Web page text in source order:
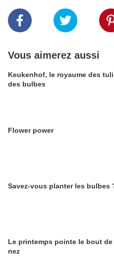
Vous aimerez aussi
Keukenhof, le royaume des
des bulbes
Flower power
Savez-vous planter les bulbes
Le printemps pointe le bout de
nez